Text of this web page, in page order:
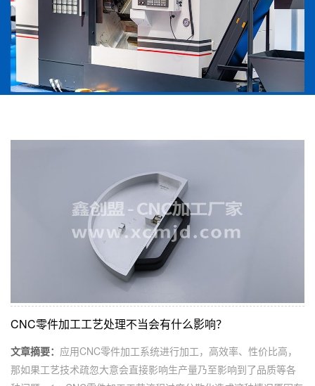
CNC零件加工工艺处理不当会有什么影响？
文章摘要： 应用CNC零件加工系统进行加工，高效率、性价比高，
那如果工艺技术疏忽大意会直接影响生产量乃至影响到了品质等各